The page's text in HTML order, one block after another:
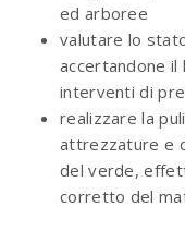
ed arboree
valutare lo
accertandone il
interventi di
realizzare la
attrezzature e
del verde,
corretto del